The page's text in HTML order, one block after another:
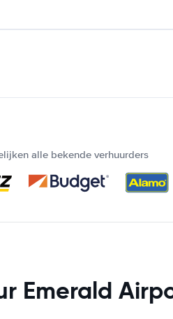
alle bekende verhuurders
Emerald